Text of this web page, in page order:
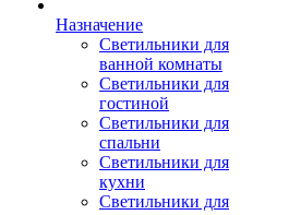
Назначение
Светильники для
ванной комнаты
Светильники для
гостиной
Светильники для
спальни
Светильники для
кухни
Светильники для